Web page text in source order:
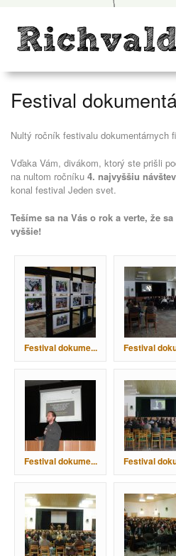
Festival
Nultý ročník festivalu
Vďaka Vám, divákom, ktorý ste prišli
na nultom ročníku 4. najvyššiu
konal festival Jeden svet.
Tešíme sa na Vás o rok a verte, že
vyššie!
Festival dokume... Festival
Festival dokume... Festival